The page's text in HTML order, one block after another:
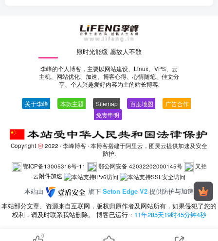
愿时光能缓 愿故人不散
李峰的个人博客，主要以网站建设、Linux、VPS、云
主机、网站优化、加速、博客心得、心情随笔、佳文分
享、个人兴趣爱好内容为主的站长博客.
关于李峰 本款主题 Sitemap 百度地图 广告合作
免责申明
Copyright 2022 ·李峰博客· 本博客搭建于阿里云，图灵云提供加速及安全
防护.
鄂ICP备13005316号-11
鄂公网安备 42032202000145号
又拍
云附件加速
本站由 旗下 Seton Edge V2 提供防护与加速
本站部分文章、资源来自互联网，版权归原作者及网站所有，如果侵犯了您的
权利，请及时联系我站删除。 博客已运行： 11年285天19时45分钟7秒
0